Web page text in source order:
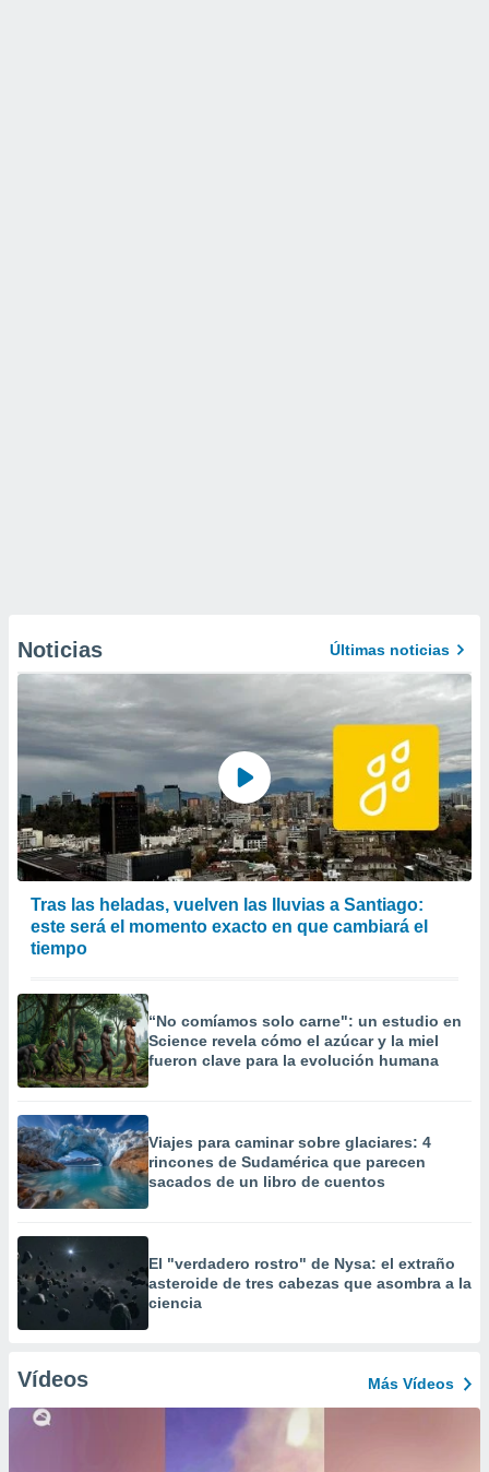
Noticias Últimas noticias
Tras las heladas, vuelven las lluvias a Santiago:
este será el momento exacto en que cambiará el
tiempo
“No comíamos solo carne": un estudio en
Science revela cómo el azúcar y la miel
fueron clave para la evolución humana
Viajes para caminar sobre glaciares: 4
rincones de Sudamérica que parecen
sacados de un libro de cuentos
El "verdadero rostro" de Nysa: el extraño
asteroide de tres cabezas que asombra a la
ciencia
Vídeos Más Vídeos